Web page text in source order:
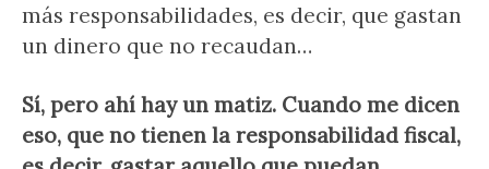
más responsabilidades, es decir, que gastan
un dinero que no recaudan…
Sí, pero ahí hay un matiz. Cuando me dicen
eso, que no tienen la responsabilidad fiscal,